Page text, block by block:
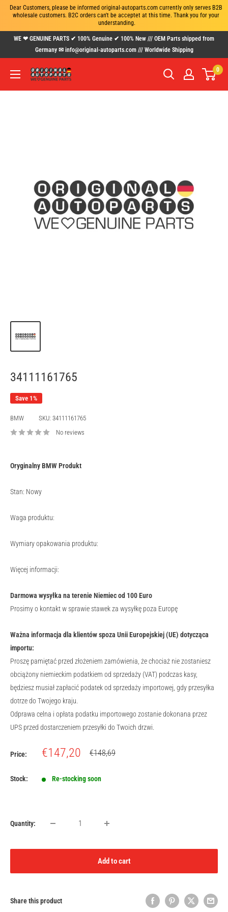
Dear Customers, please be informed original-autoparts.com currently only serves B2B
wholesale customers. B2C orders can't be acceptet at this time. Thank you for your
understanding.
WE ❤ GENUINE PARTS ✔ 100% Genuine ✔ 100% New /// OEM Parts shipped from
Germany ✉ info@original-autoparts.com /// Worldwide Shipping
www.original-
0
34111161765
Save 1%
BMW SKU: 34111161765
No reviews
Oryginalny BMW Produkt
Stan: Nowy
Waga produktu:
Wymiary opakowania produktu:
Więcej informacji:
Darmowa wysyłka na terenie Niemiec od 100 Euro
Prosimy o kontakt w sprawie stawek za wysyłkę poza Europę
Ważna informacja dla klientów spoza Unii Europejskiej (UE) dotycząca
importu:
Proszę pamiętać przed złożeniem zamówienia, że chociaż nie zostaniesz
obciążony niemieckim podatkiem od sprzedaży (VAT) podczas kasy,
będziesz musiał zapłacić podatek od sprzedaży importowej, gdy przesyłka
dotrze do Twojego kraju.
Odprawa celna i opłata podatku importowego zostanie dokonana przez
UPS przed dostarczeniem przesyłki do Twoich drzwi.
Price:
Sale
€147,20
Regular
€148,69
Stock: Re-stocking soon
Quantity:
Add to cart
Share this product